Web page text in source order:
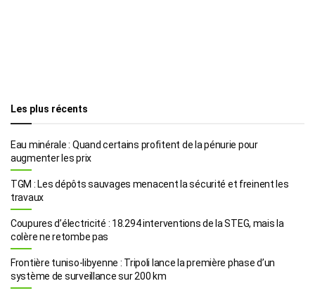
Les plus récents
Eau minérale : Quand certains profitent de la pénurie pour
augmenter les prix
TGM : Les dépôts sauvages menacent la sécurité et freinent les
travaux
Coupures d’électricité : 18.294 interventions de la STEG, mais la
colère ne retombe pas
Frontière tuniso-libyenne : Tripoli lance la première phase d’un
système de surveillance sur 200 km